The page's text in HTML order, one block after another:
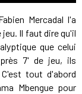
Mercadal l'a
Il faut dire qu'il
que celui
7' de jeu, ils
tout d'abord
Mbengue pour